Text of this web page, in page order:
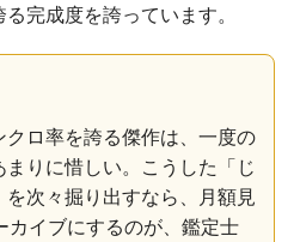
完成度を誇っています。
ロ率を誇る傑作は、一度の
りに惜しい。こうした「じ
次々掘り出すなら、月額見
カイブにするのが、鑑定士